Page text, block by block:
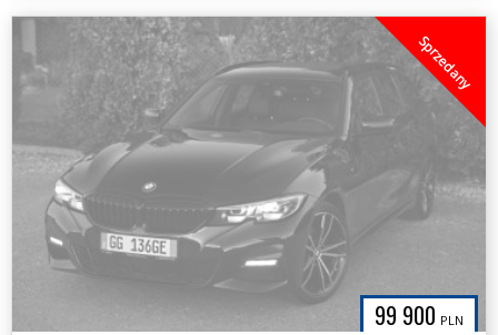
99 900 PLN
Sprzedany